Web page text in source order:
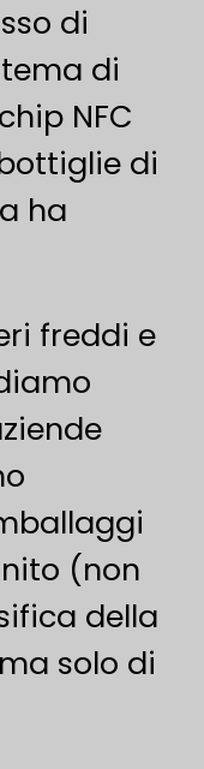
di
di
NFC
di
ha
freddi e
(non
della
solo di